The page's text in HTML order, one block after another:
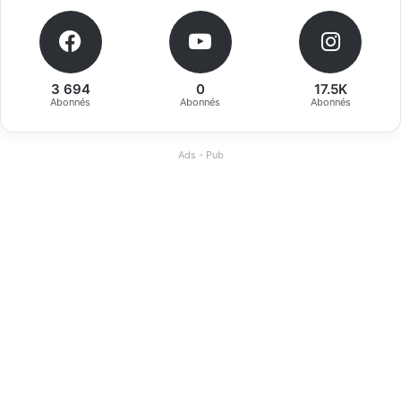
3 694
Abonnés
0
Abonnés
17.5K
Abonnés
Ads - Pub